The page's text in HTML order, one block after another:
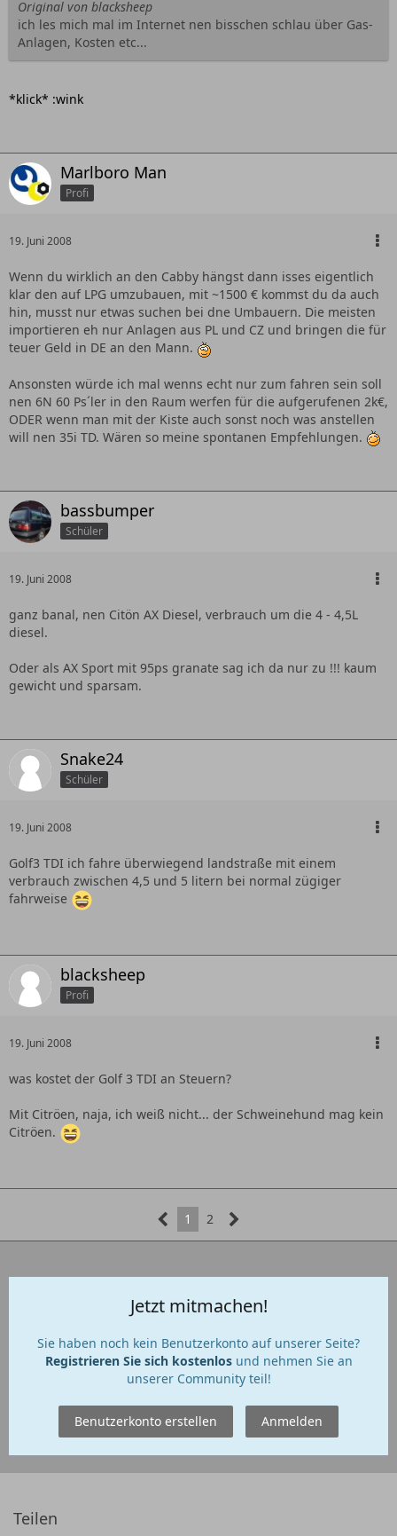
Original von blacksheep
ich les mich mal im Internet nen bisschen schlau über Gas-
Anlagen, Kosten etc...
*klick* :wink
Marlboro Man
Profi
19. Juni 2008
Wenn du wirklich an den Cabby hängst dann isses eigentlich
klar den auf LPG umzubauen, mit ~1500 € kommst du da auch
hin, musst nur etwas suchen bei dne Umbauern. Die meisten
importieren eh nur Anlagen aus PL und CZ und bringen die für
teuer Geld in DE an den Mann.
Ansonsten würde ich mal wenns echt nur zum fahren sein soll
nen 6N 60 Ps´ler in den Raum werfen für die aufgerufenen 2k€,
ODER wenn man mit der Kiste auch sonst noch was anstellen
will nen 35i TD. Wären so meine spontanen Empfehlungen.
bassbumper
Schüler
19. Juni 2008
ganz banal, nen Citön AX Diesel, verbrauch um die 4 - 4,5L
diesel.
Oder als AX Sport mit 95ps granate sag ich da nur zu !!! kaum
gewicht und sparsam.
Snake24
Schüler
19. Juni 2008
Golf3 TDI ich fahre überwiegend landstraße mit einem
verbrauch zwischen 4,5 und 5 litern bei normal zügiger
fahrweise
blacksheep
Profi
19. Juni 2008
was kostet der Golf 3 TDI an Steuern?
Mit Citröen, naja, ich weiß nicht... der Schweinehund mag kein
Citröen.
1 2
Jetzt mitmachen!
Sie haben noch kein Benutzerkonto auf unserer Seite?
Registrieren Sie sich kostenlosund nehmen Sie an
unserer Community teil!
Benutzerkonto erstellen Anmelden
Teilen